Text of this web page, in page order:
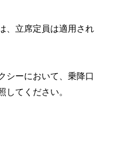
、立席定員は適用され
シーにおいて、乗降口
してください。